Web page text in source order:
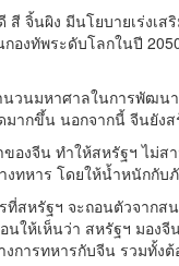
สี จิ้นผิง มีนโยบายเร่งเ
กองทัพระดับโลกในปี
วนมหาศาลในการพัฒน
ากขึ้น นอกจากนี้ จีนยัง
องจีน ทำให้สหรัฐฯ ไม่ส
ทหาร โดยให้น้ำหนักกับ
ที่สหรัฐฯ จะถอนตัวจาก
นให้เห็นว่า สหรัฐฯ มอง
การทหารกับจีน รวมทั้ง